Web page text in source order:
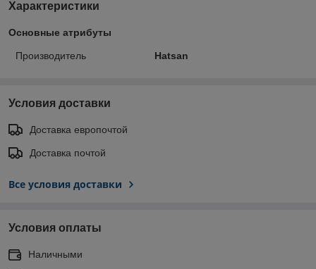
Характеристики
Основные атрибуты
Производитель Hatsan
Условия доставки
Доставка европочтой
Доставка почтой
Все условия доставки
Условия оплаты
Наличными